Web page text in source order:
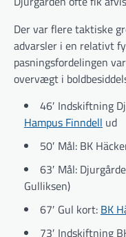
Der var flere taktiske
advarsler i en relativt
pasningsfordelingen
overvægt i
46′ Indskiftning
Hampus Finndell ud
50′ Mål: BK
63′ Mål:
Gulliksen)
67′ Gul kort: BK
73′ Indskiftning